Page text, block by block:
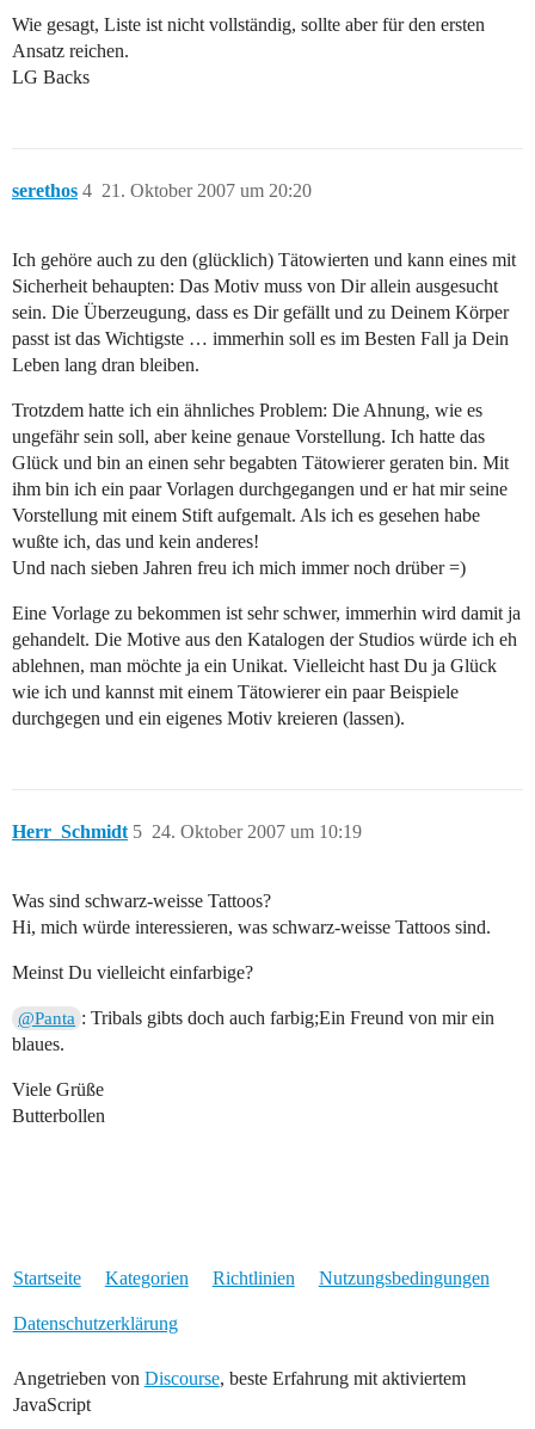
Wie gesagt, Liste ist nicht vollständig, sollte aber für den ersten
Ansatz reichen.
LG Backs
serethos 21. Oktober 2007 um 20:20
4
Ich gehöre auch zu den (glücklich) Tätowierten und kann eines mit
Sicherheit behaupten: Das Motiv muss von Dir allein ausgesucht
sein. Die Überzeugung, dass es Dir gefällt und zu Deinem Körper
passt ist das Wichtigste … immerhin soll es im Besten Fall ja Dein
Leben lang dran bleiben.
Trotzdem hatte ich ein ähnliches Problem: Die Ahnung, wie es
ungefähr sein soll, aber keine genaue Vorstellung. Ich hatte das
Glück und bin an einen sehr begabten Tätowierer geraten bin. Mit
ihm bin ich ein paar Vorlagen durchgegangen und er hat mir seine
Vorstellung mit einem Stift aufgemalt. Als ich es gesehen habe
wußte ich, das und kein anderes!
Und nach sieben Jahren freu ich mich immer noch drüber =)
Eine Vorlage zu bekommen ist sehr schwer, immerhin wird damit ja
gehandelt. Die Motive aus den Katalogen der Studios würde ich eh
ablehnen, man möchte ja ein Unikat. Vielleicht hast Du ja Glück
wie ich und kannst mit einem Tätowierer ein paar Beispiele
durchgegen und ein eigenes Motiv kreieren (lassen).
Herr_Schmidt 24. Oktober 2007 um 10:19
5
Was sind schwarz-weisse Tattoos?
Hi, mich würde interessieren, was schwarz-weisse Tattoos sind.
Meinst Du vielleicht einfarbige?
@Panta : Tribals gibts doch auch farbig;Ein Freund von mir ein
blaues.
Viele Grüße
Butterbollen
Startseite Kategorien Richtlinien Nutzungsbedingungen
Datenschutzerklärung
Angetrieben von Discourse, beste Erfahrung mit aktiviertem
JavaScript